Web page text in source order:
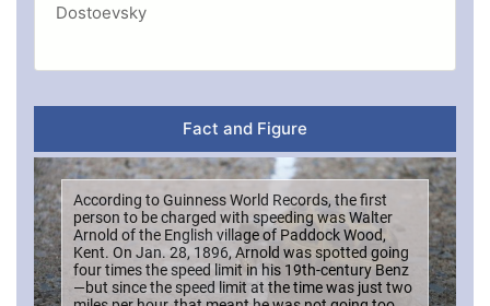
Dostoevsky
Fact and Figure
According to Guinness World Records, the first
person to be charged with speeding was Walter
Arnold of the English village of Paddock Wood,
Kent. On Jan. 28, 1896, Arnold was spotted going
four times the speed limit in his 19th-century Benz
—but since the speed limit at the time was just two